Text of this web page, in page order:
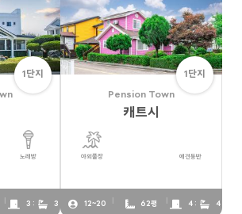
1단지
노래방
3 : 3
1단지
Pension Town
캐트시
야외풀장 애견동반
12~20 62평 4 : 4